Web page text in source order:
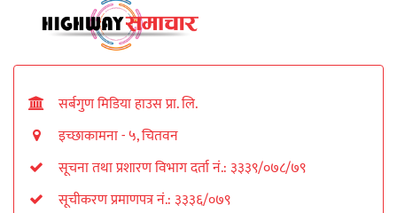
सर्बगुण मिडिया हाउस प्रा. लि.
इच्छाकामना - ५, चितवन
सूचना तथा प्रशारण विभाग दर्ता नं.: ३३३९/०७८/७९
सूचीकरण प्रमाणपत्र नं.: ३३३६/०७९